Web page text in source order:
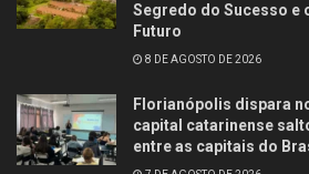
Segredo do Sucesso e
Futuro
8 DE AGOSTO DE 2026
Florianópolis dispara
capital catarinense
entre as capitais do